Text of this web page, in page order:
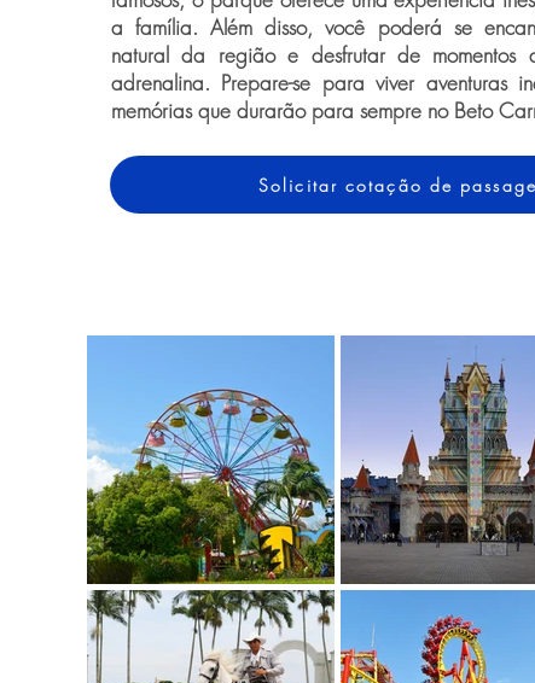
a família. Além disso, você poderá se
natural da região e desfrutar de
adrenalina. Prepare-se para viver aventuras
memórias que durarão para sempre no Beto
Solicitar cotação de